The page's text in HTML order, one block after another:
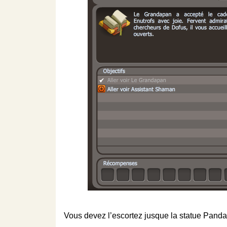
Vous devez l’escortez jusque la statue